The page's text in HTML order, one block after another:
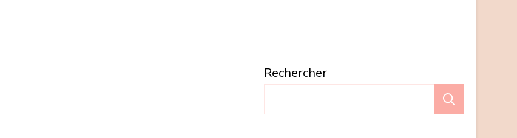
Rechercher